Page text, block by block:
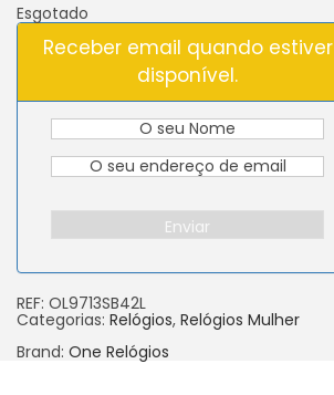
Esgotado
Receber email quando estiver
disponível.
Enviar
REF: OL9713SB42L
Categorias: Relógios, Relógios Mulher
Brand: One Relógios